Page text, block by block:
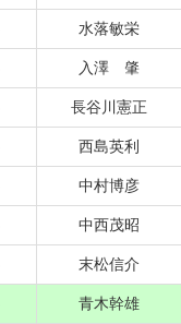
水落敏栄
入澤 肇
長谷川憲正
西島英利
中村博彦
中西茂昭
末松信介
青木幹雄